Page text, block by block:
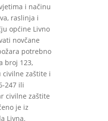
i načinu
raslinja i
općine Livno
novčane
potrebno
broj 123,
civilne zaštite i
247 ili
civilne zaštite
je iz
Livna.